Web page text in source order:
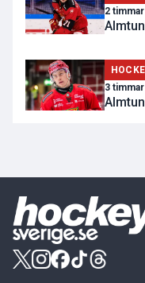
2
3